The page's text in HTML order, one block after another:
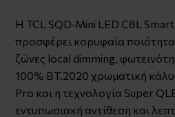
Η TCL SQD‑Mini LED C8L
προσφέρει κορυφαία
ζώνες local dimming,
100% BT.2020 χρωματική
Pro και η τεχνολογία Super
εντυπωσιακή αντίθεση και